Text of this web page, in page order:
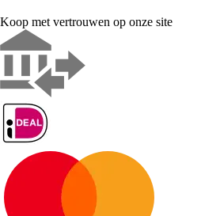
Koop met vertrouwen op onze site